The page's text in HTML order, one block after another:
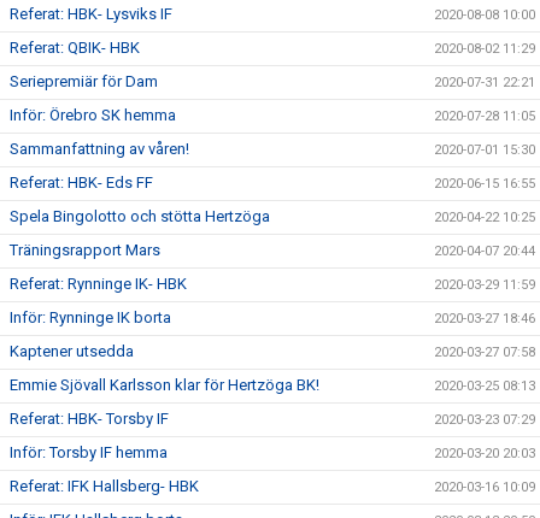
Referat: HBK- Lysviks IF 2020-08-08 10:00
Referat: QBIK- HBK 2020-08-02 11:29
Seriepremiär för Dam 2020-07-31 22:21
Inför: Örebro SK hemma 2020-07-28 11:05
Sammanfattning av våren! 2020-07-01 15:30
Referat: HBK- Eds FF 2020-06-15 16:55
Spela Bingolotto och stötta Hertzöga 2020-04-22 10:25
Träningsrapport Mars 2020-04-07 20:44
Referat: Rynninge IK- HBK 2020-03-29 11:59
Inför: Rynninge IK borta 2020-03-27 18:46
Kaptener utsedda 2020-03-27 07:58
Emmie Sjövall Karlsson klar för Hertzöga BK! 2020-03-25 08:13
Referat: HBK- Torsby IF 2020-03-23 07:29
Inför: Torsby IF hemma 2020-03-20 20:03
Referat: IFK Hallsberg- HBK 2020-03-16 10:09